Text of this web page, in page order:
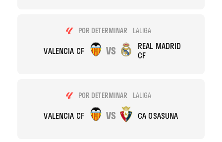
POR DETERMINAR LALIGA
VALENCIA CF VS REAL MADRID
CF
POR DETERMINAR LALIGA
VALENCIA CF VS CA OSASUNA